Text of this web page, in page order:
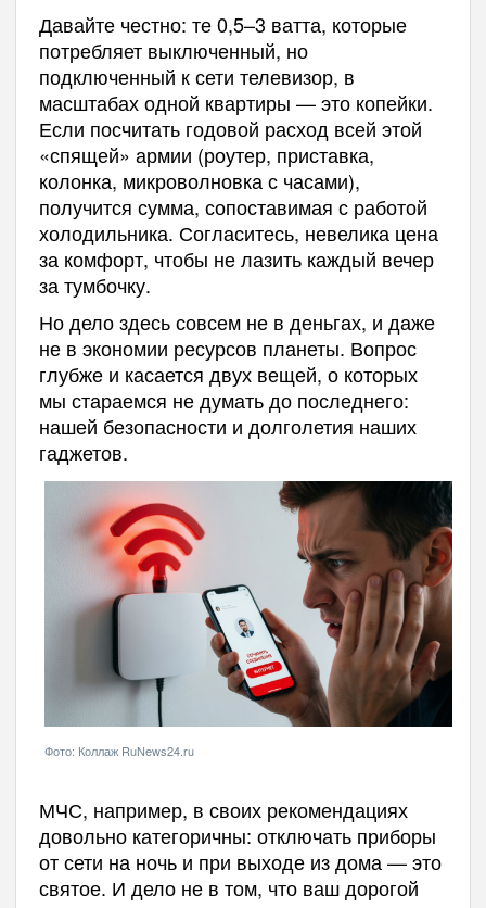
Давайте честно: те 0,5–3 ватта, которые
потребляет выключенный, но
подключенный к сети телевизор, в
масштабах одной квартиры — это копейки.
Если посчитать годовой расход всей этой
«спящей» армии (роутер, приставка,
колонка, микроволновка с часами),
получится сумма, сопоставимая с работой
холодильника. Согласитесь, невелика цена
за комфорт, чтобы не лазить каждый вечер
за тумбочку.
Но дело здесь совсем не в деньгах, и даже
не в экономии ресурсов планеты. Вопрос
глубже и касается двух вещей, о которых
мы стараемся не думать до последнего:
нашей безопасности и долголетия наших
гаджетов.
Фото: Коллаж RuNews24.ru
МЧС, например, в своих рекомендациях
довольно категоричны: отключать приборы
от сети на ночь и при выходе из дома — это
святое. И дело не в том, что ваш дорогой